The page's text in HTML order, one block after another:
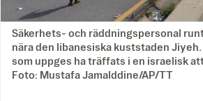
Säkerhets- och räddningspersonal
nära den libanesiska kuststaden
som uppges ha träffats i en israelisk
Foto: Mustafa Jamalddine/AP/TT